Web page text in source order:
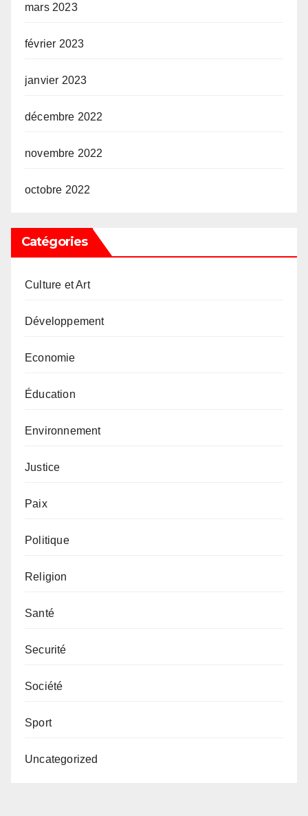
mars 2023
février 2023
janvier 2023
décembre 2022
novembre 2022
octobre 2022
Catégories
Culture et Art
Développement
Economie
Éducation
Environnement
Justice
Paix
Politique
Religion
Santé
Securité
Société
Sport
Uncategorized